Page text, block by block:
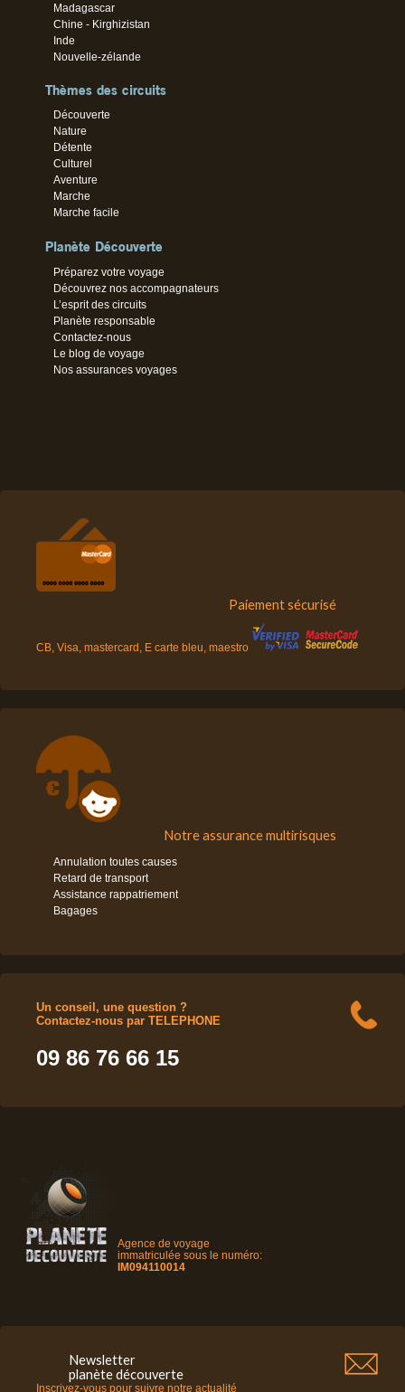
Madagascar
Chine - Kirghizistan
Inde
Nouvelle-zélande
Thèmes des circuits
Découverte
Nature
Détente
Culturel
Aventure
Marche
Marche facile
Planète Découverte
Préparez votre voyage
Découvrez nos accompagnateurs
L’esprit des circuits
Planète responsable
Contactez-nous
Le blog de voyage
Nos assurances voyages
Paiement sécurisé
CB, Visa, mastercard, E carte bleu, maestro
Notre assurance multirisques
Annulation toutes causes
Retard de transport
Assistance rappatriement
Bagages
Un conseil, une question ?
Contactez-nous par TELEPHONE
09 86 76 66 15
Agence de voyage
immatriculée sous le numéro:
IM094110014
Newsletter
planète découverte
Inscrivez-vous pour suivre notre actualité